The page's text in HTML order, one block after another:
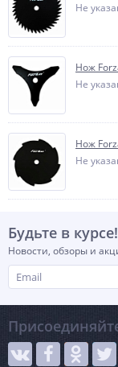
Не
Нож
Не
Нож
Не
Будьте в курсе!
Новости, обзоры и